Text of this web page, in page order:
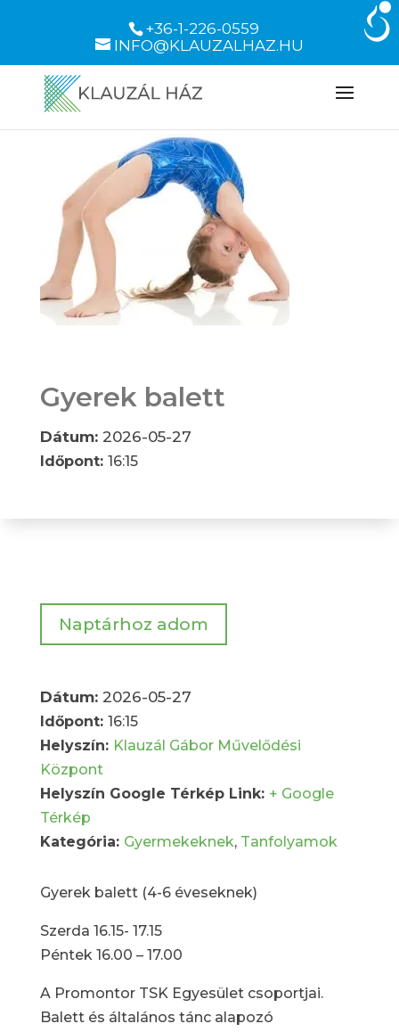
+36-1-226-0559
INFO@KLAUZALHAZ.HU
Gyerek balett
Dátum: 2026-05-27
Időpont: 16:15
Naptárhoz adom
Dátum: 2026-05-27
Időpont: 16:15
Helyszín: Klauzál Gábor Művelődési
Központ
Helyszín Google Térkép Link: + Google
Térkép
Kategória: Gyermekeknek, Tanfolyamok
Gyerek balett (4-6 éveseknek)
Szerda 16.15- 17.15
Péntek 16.00 – 17.00
A Promontor TSK Egyesületcsoportjai.
Balett és általános tánc alapozó